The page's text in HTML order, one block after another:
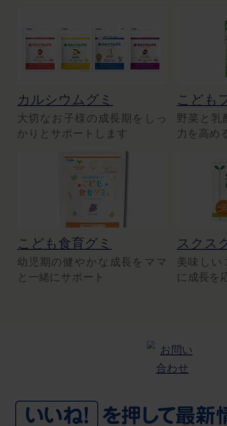
カルシウムグミ
大切なお子様の成長期をしっ
かりとサポートします
こども
野菜と乳
力を高め
こども食育グミ
幼児期の健やかな成長をママ
と一緒にサポート
スクス
美味しい
に成長を